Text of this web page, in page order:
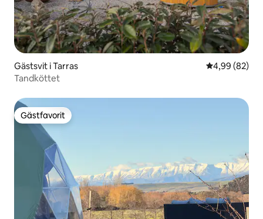
Gästsvit i Tarras 4,99 av 5 i
4,99 (82)
Tandköttet
Gästfavorit
Gästfavorit